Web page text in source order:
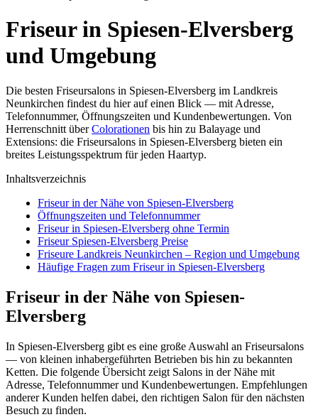
Friseur in Spiesen-Elversberg
und Umgebung
Die besten Friseursalons in Spiesen-Elversberg im Landkreis
Neunkirchen findest du hier auf einen Blick — mit Adresse,
Telefonnummer, Öffnungszeiten und Kundenbewertungen. Von
Herrenschnitt überColorationen bis hin zu Balayage und
Extensions: die Friseursalons in Spiesen-Elversberg bieten ein
breites Leistungsspektrum für jeden Haartyp.
Inhaltsverzeichnis
Friseur in der Nähe von Spiesen-Elversberg
Öffnungszeiten und Telefonnummer
Friseur in Spiesen-Elversberg ohne Termin
Friseur Spiesen-Elversberg Preise
Friseure Landkreis Neunkirchen – Region und Umgebung
Häufige Fragen zum Friseur in Spiesen-Elversberg
Friseur in der Nähe von Spiesen-
Elversberg
In Spiesen-Elversberg gibt es eine große Auswahl an Friseursalons
— von kleinen inhabergeführten Betrieben bis hin zu bekannten
Ketten. Die folgende Übersicht zeigt Salons in der Nähe mit
Adresse, Telefonnummer und Kundenbewertungen. Empfehlungen
anderer Kunden helfen dabei, den richtigen Salon für den nächsten
Besuch zu finden.